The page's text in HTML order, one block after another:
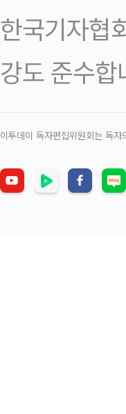
한국기자협
강도 준수합
이투데이 독자편집위원회는 독